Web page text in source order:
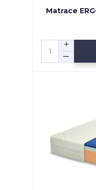
Matrace